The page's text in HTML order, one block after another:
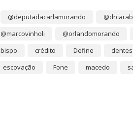
@deputadacarlamorando
@marcovinholi
@orlandomorando
bispo crédito Define
dentes
escovação Fone macedo